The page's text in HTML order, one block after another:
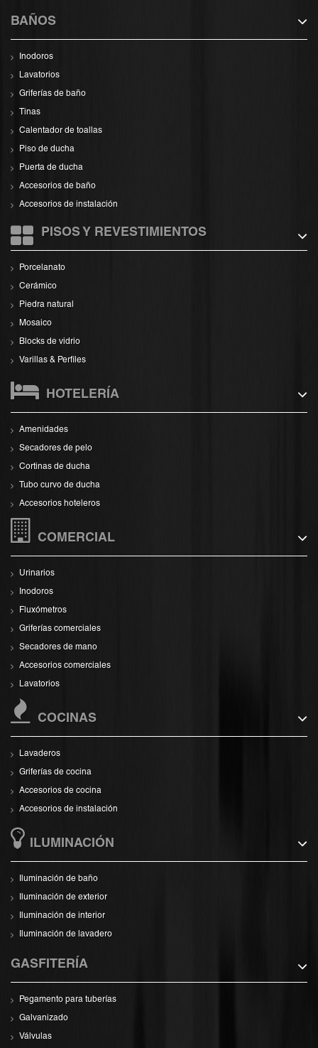
BAÑOS
Inodoros
Lavatorios
Griferías de baño
Tinas
Calentador de toallas
Piso de ducha
Puerta de ducha
Accesorios de baño
Accesorios de instalación
PISOS Y REVESTIMIENTOS
Porcelanato
Cerámico
Piedra natural
Mosaico
Blocks de vidrio
Varillas & Perfiles
HOTELERÍA
Amenidades
Secadores de pelo
Cortinas de ducha
Tubo curvo de ducha
Accesorios hoteleros
COMERCIAL
Urinarios
Inodoros
Fluxómetros
Griferías comerciales
Secadores de mano
Accesorios comerciales
Lavatorios
COCINAS
Lavaderos
Griferías de cocina
Accesorios de cocina
Accesorios de instalación
ILUMINACIÓN
Iluminación de baño
Iluminación de exterior
Iluminación de interior
Iluminación de lavadero
GASFITERÍA
Pegamento para tuberías
Galvanizado
Válvulas